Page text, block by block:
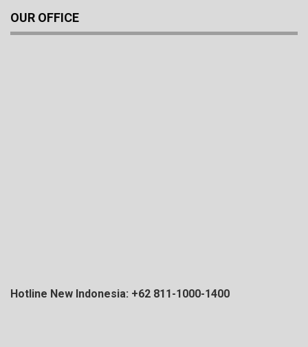
OUR OFFICE
Hotline New Indonesia: +62 811-1000-1400